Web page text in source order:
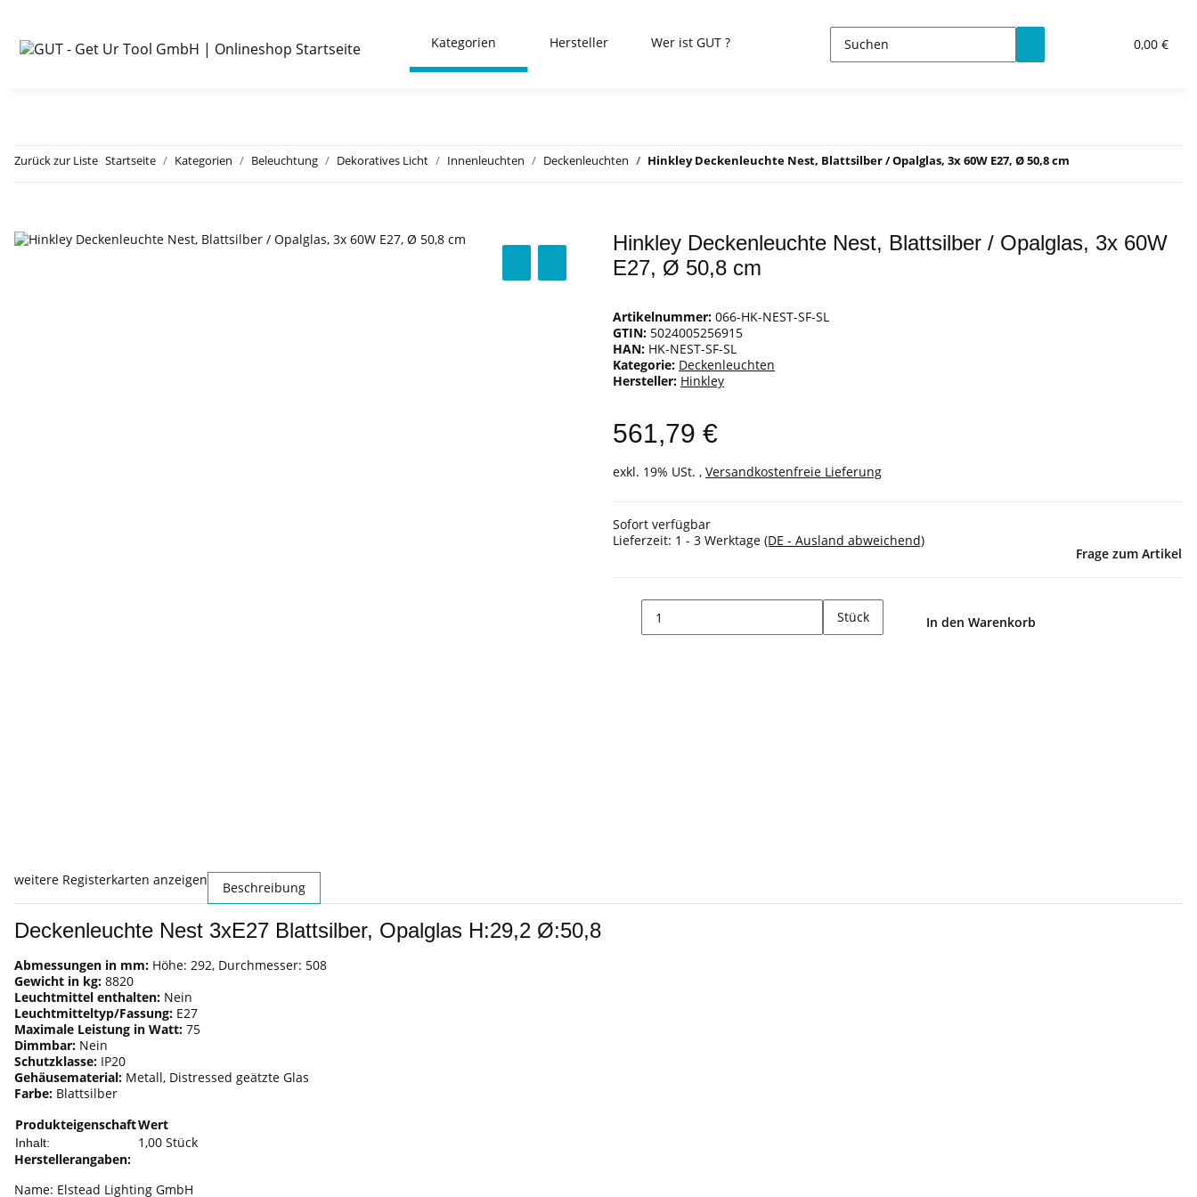
0,00 €
Kategorien Hersteller Wer ist GUT ?
Zurück zur Liste Startseite Kategorien Beleuchtung Dekoratives Licht Innenleuchten Deckenleuchten Hinkley Deckenleuchte Nest, Blattsilber / Opalglas, 3x 60W E27, Ø 50,8 cm
Hinkley Deckenleuchte Nest, Blattsilber / Opalglas, 3x 60W
E27, Ø 50,8 cm
Artikelnummer: 066-HK-NEST-SF-SL
GTIN: 5024005256915
HAN: HK-NEST-SF-SL
Kategorie: Deckenleuchten
Hersteller: Hinkley
561,79 €
exkl. 19% USt. , Versandkostenfreie Lieferung
Sofort verfügbar
Lieferzeit: 1 - 3 Werktage (DE - Ausland abweichend)
Frage zum Artikel
Stück In den Warenkorb
weitere Registerkarten anzeigen Beschreibung
Deckenleuchte Nest 3xE27 Blattsilber, Opalglas H:29,2 Ø:50,8
Abmessungen in mm: Höhe: 292, Durchmesser: 508
Gewicht in kg: 8820
Leuchtmittel enthalten: Nein
Leuchtmitteltyp/Fassung: E27
Maximale Leistung in Watt: 75
Dimmbar: Nein
Schutzklasse: IP20
Gehäusematerial: Metall, Distressed geätzte Glas
Farbe: Blattsilber
ProdukteigenschaftWert
Inhalt:
1,00 Stück
Herstellerangaben:
Name: Elstead Lighting GmbH